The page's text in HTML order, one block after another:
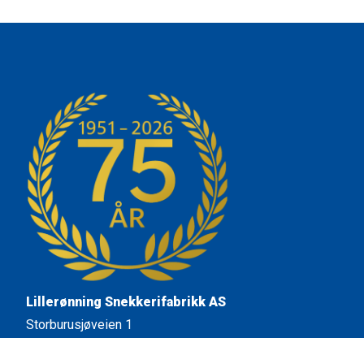
Lillerønning Snekkerifabrikk AS
Storburusjøveien 1